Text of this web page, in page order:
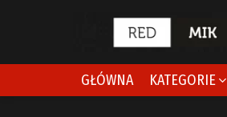
GŁÓWNA KATEGORIE